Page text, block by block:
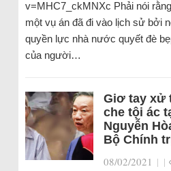
v=MHC7_ckMNXc Phải nói
một vụ án đã đi vào lịch sử bởi
quyền lực nhà nước quyết đè
của người…
Giơ tay xử
che tội ác
Nguyễn
Bộ Chính
08/02/2021 | |